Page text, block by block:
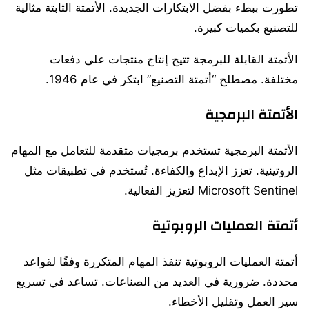
تطورت ببطء بفضل الابتكارات الجديدة. الأتمتة الثابتة مثالية
للتصنيع بكميات كبيرة.
الأتمتة القابلة للبرمجة تتيح إنتاج منتجات على دفعات
مختلفة. مصطلح “أتمتة التصنيع” ابتكر في عام 1946.
الأتمتة البرمجية
الأتمتة البرمجية تستخدم برمجيات متقدمة للتعامل مع المهام
الروتينية. تعزز الإبداع والكفاءة. تُستخدم في تطبيقات مثل
Microsoft Sentinel لتعزيز الفعالية.
أتمتة العمليات الروبوتية
أتمتة العمليات الروبوتية تنفذ المهام المتكررة وفقًا لقواعد
محددة. ضرورية في العديد من الصناعات. تساعد في تسريع
سير العمل وتقليل الأخطاء.